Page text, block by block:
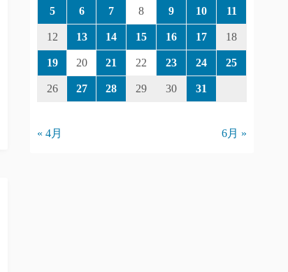
5 6 7 8 9 10 11
12 13 14 15 16 17 18
19 20 21 22 23 24 25
26 27 28 29 30 31
« 4月 6月 »